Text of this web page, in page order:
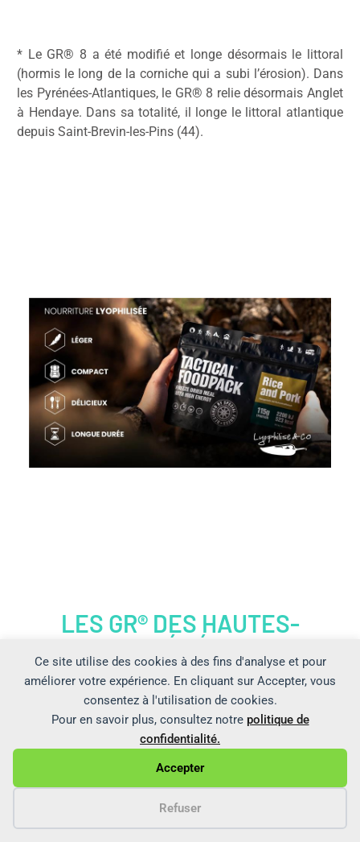
Ce site utilise des cookies à des fins d'analyse et pour
améliorer votre expérience. En cliquant sur Accepter, vous
consentez à l'utilisation de cookies.
Pour en savoir plus, consultez notre politique de
confidentialité.
Accepter
Refuser
* Le GR® 8 a été modifié et longe désormais le littoral
(hormis le long de la corniche qui a subi l’érosion). Dans
les Pyrénées-Atlantiques, le GR® 8 relie désormais Anglet
à Hendaye. Dans sa totalité, il longe le littoral atlantique
depuis Saint-Brevin-les-Pins (44).
LES GR® DES HAUTES-
PYRÉNÉES
GR® 101 - CHEMIN DE L'OUEST DE
BIGORRE
Nogaro – Col de Saucède
5 jours